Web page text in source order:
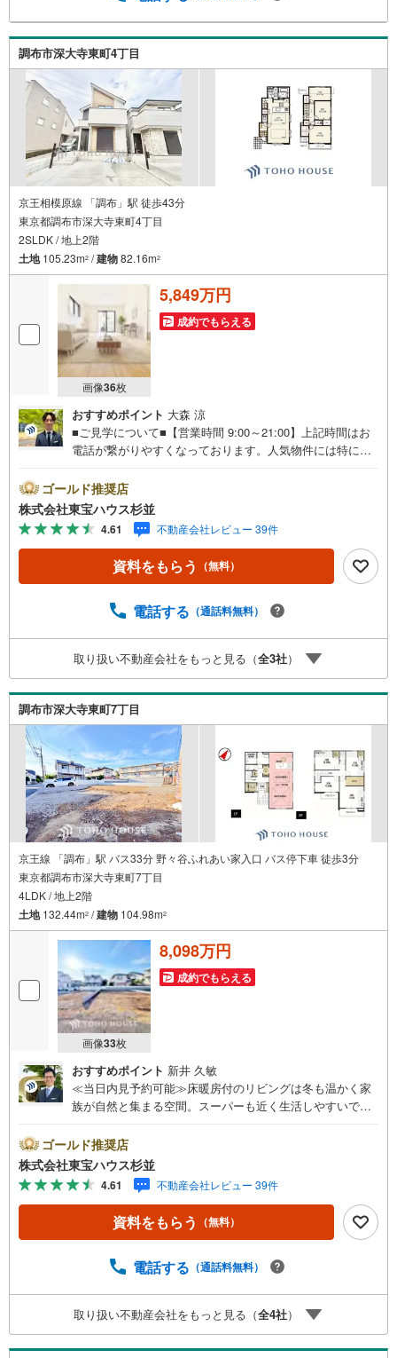
が可能となりますのでお手数ですがご一報ください。◆物
件のご案内は◆弊社へのご来社、お客様宅へのお迎え・最
寄駅での待ち合わせ、物件周辺のコンビニ等でお待ち合わ
せなど、ご希望をお伝えください。ご希望条件をお伝え頂
けましたら、ご見学希望物件以外の資料も用意して参りま
す。もちろん他の物件も併せてご案内させていただきま
す。
調布市深大寺東町4丁目
京王相模原線 「調布」駅 徒歩43分
東京都調布市深大寺東町4丁目
2SLDK / 地上2階
土地105.23m2 /建物82.16m2
画像36枚
5,849万円
成約でもらえる
おすすめポイント 大森 涼
■ご見学について■【営業時間 9:00～21:00】上記時間はお
電話が繋がりやすくなっております。人気物件には特に問
「室内・現地を見学する」ボタンよりご予約いただくとご
見学がスムーズです。■ご予約に際して■日時のご希望をお
伝えくださいませ。（もちろん当日でも対応可能です。）
事前に鍵等の手配や内覧（居住中物件）の手配が必要な場
合がございますのでご容赦ください。■ミラカレCLUB■弊
社で売買されたお客様は、ミラカレCLUBに加入可能です。
オンラインでやりとりができます。■FPによるファイナン
プランナーが住宅ローン、保険・税金、資産運用、相続な
どの対策をアドバイス可能です。契約前、契約後、お好き
なタイミングがご利用可能です。■税理士による無料確定申
告セミナー■住まいをご購入になったお客様に対して、住宅
ローン控除の申告方法をご案内する無料セミナーを開催し
ゴールド推奨店
株式会社東宝ハウス杉並
4.61 不動産会社レビュー 39件
資料をもらう （無料）
電話する （通話料無料）
取り扱い不動産会社をもっと見る（全3社）
調布市深大寺東町7丁目
京王線 「調布」駅 バス33分 野々谷ふれあい家入口 バス停下車 徒歩3分
東京都調布市深大寺東町7丁目
4LDK / 地上2階
土地132.44m2 /建物 104.98m2
画像33枚
8,098万円
成約でもらえる
おすすめポイント 新井 久敏
≪当日内見予約可能≫床暖房付のリビングは冬も温かく家
族が自然と集まる空間。スーパーも近く生活しやすいで
ー」のご提案。・ 未来に起こるであろうご自宅リフォーム
をオンライン上でご提案「ミラカレクラブ」。・ 不動産売
却時、ご自宅を綺麗にかつ瀟洒にさせるCG加工ホームステ
イジングサービス。・ 購入者様へ、税理士による確定申告
の無料セミナーをご招待いたします。◆ご予約に際して◆
日時のご希望をお伝えください。（もちろん当日でも対応
が必要な場合がございますのでご容赦ください。事前にご
のでお手数ですがご一報ください。◆物件のご案内は◆弊
社へのご来社、お客様宅へのお迎え・最寄駅での待ち合わ
せ、物件周辺のコンビニ等でお待ち合わせなど、ご希望を
お伝えください。ご希望条件をお伝え頂けましたら、ご見
ゴールド推奨店
株式会社東宝ハウス杉並
4.61 不動産会社レビュー 39件
資料をもらう （無料）
電話する （通話料無料）
取り扱い不動産会社をもっと見る（全4社）